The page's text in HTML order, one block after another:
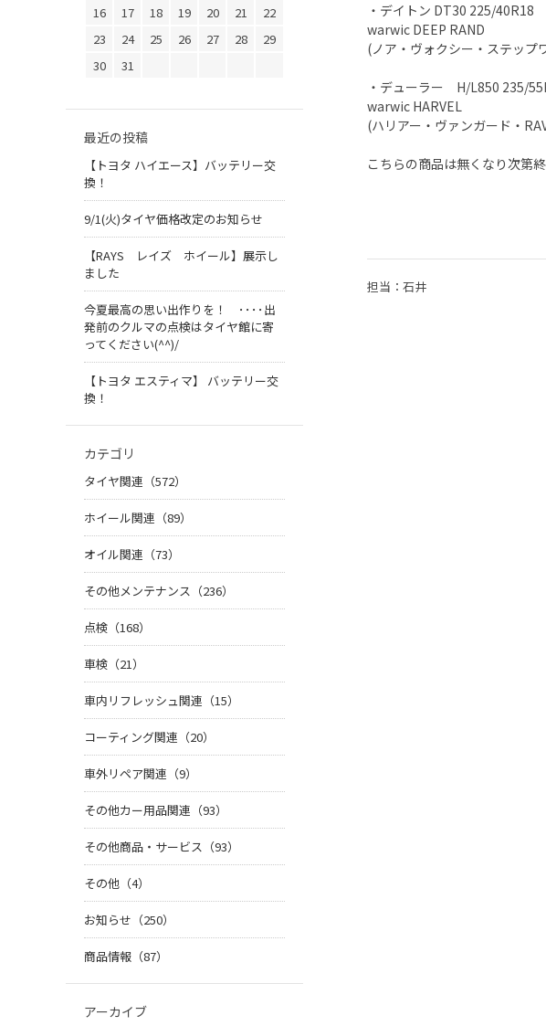
・デイトン DT30 225/40R18
warwic DEEP RAND
(ノア・ヴォクシー・ステップ
・デューラー H/L850 235/
warwic HARVEL
(ハリアー・ヴァンガード・
こちらの商品は無くなり次第
担当：石井
16
17 18 19 20 21
22
23
24 25 26 27 28
29
30
31
最近の投稿
【トヨタ ハイエース】バッテリー交
換！
9/1(火)タイヤ価格改定のお知らせ
【RAYS レイズ ホイール】展示し
ました
今夏最高の思い出作りを！ ････出
発前のクルマの点検はタイヤ館に寄
ってください(^^)/
【トヨタ エスティマ】 バッテリー交
換！
カテゴリ
タイヤ関連（572）
ホイール関連（89）
オイル関連（73）
その他メンテナンス（236）
点検（168）
車検（21）
車内リフレッシュ関連（15）
コーティング関連（20）
車外リペア関連（9）
その他カー用品関連（93）
その他商品・サービス（93）
その他（4）
お知らせ（250）
商品情報（87）
アーカイブ